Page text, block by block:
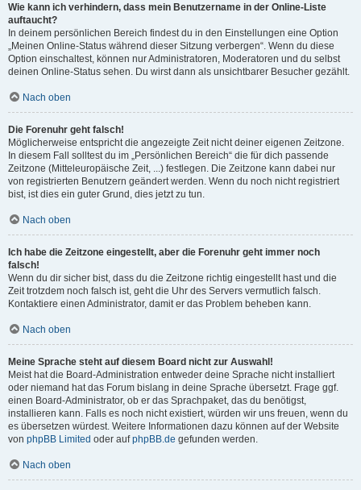
Wie kann ich verhindern, dass mein Benutzername in der Online-Liste
auftaucht?
In deinem persönlichen Bereich findest du in den Einstellungen eine Option
„Meinen Online-Status während dieser Sitzung verbergen“. Wenn du diese
Option einschaltest, können nur Administratoren, Moderatoren und du selbst
deinen Online-Status sehen. Du wirst dann als unsichtbarer Besucher gezählt.
Nach oben
Die Forenuhr geht falsch!
Möglicherweise entspricht die angezeigte Zeit nicht deiner eigenen Zeitzone.
In diesem Fall solltest du im „Persönlichen Bereich“ die für dich passende
Zeitzone (Mitteleuropäische Zeit, ...) festlegen. Die Zeitzone kann dabei nur
von registrierten Benutzern geändert werden. Wenn du noch nicht registriert
bist, ist dies ein guter Grund, dies jetzt zu tun.
Nach oben
Ich habe die Zeitzone eingestellt, aber die Forenuhr geht immer noch
falsch!
Wenn du dir sicher bist, dass du die Zeitzone richtig eingestellt hast und die
Zeit trotzdem noch falsch ist, geht die Uhr des Servers vermutlich falsch.
Kontaktiere einen Administrator, damit er das Problem beheben kann.
Nach oben
Meine Sprache steht auf diesem Board nicht zur Auswahl!
Meist hat die Board-Administration entweder deine Sprache nicht installiert
oder niemand hat das Forum bislang in deine Sprache übersetzt. Frage ggf.
einen Board-Administrator, ob er das Sprachpaket, das du benötigst,
installieren kann. Falls es noch nicht existiert, würden wir uns freuen, wenn du
es übersetzen würdest. Weitere Informationen dazu können auf der Website
von phpBB Limited oder aufphpBB.de gefunden werden.
Nach oben